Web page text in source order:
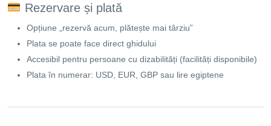
Rezervare și plată
Opțiune „rezervă acum, plătește mai târziu”
Plata se poate face direct ghidului
Accesibil pentru persoane cu dizabilități (facilități disponibile)
Plata în numerar: USD, EUR, GBP sau lire egiptene